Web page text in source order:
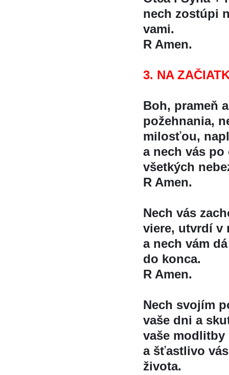
nech zostúpi
vami.
R Amen.
3. NA
Boh, prameň
požehnania,
milosťou,
a nech vás
všetkých
R Amen.
Nech vás
viere, utvrdí v
a nech vám
do konca.
R Amen.
Nech svojím
vaše dni a
vaše modlitby
a šťastlivo
života.